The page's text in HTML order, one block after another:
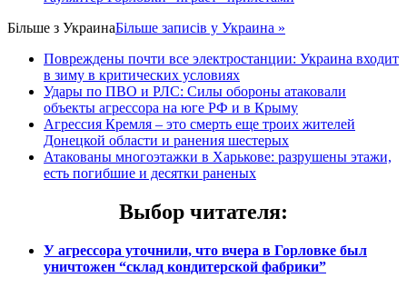
Більше з УкраинаБільше записів у Украина »
Повреждены почти все электростанции: Украина входит
в зиму в критических условиях
Удары по ПВО и РЛС: Силы обороны атаковали
объекты агрессора на юге РФ и в Крыму
Агрессия Кремля – это смерть еще троих жителей
Донецкой области и ранения шестерых
Атакованы многоэтажки в Харькове: разрушены этажи,
есть погибшие и десятки раненых
Выбор читателя:
У агрессора уточнили, что вчера в Горловке был
уничтожен “склад кондитерской фабрики”